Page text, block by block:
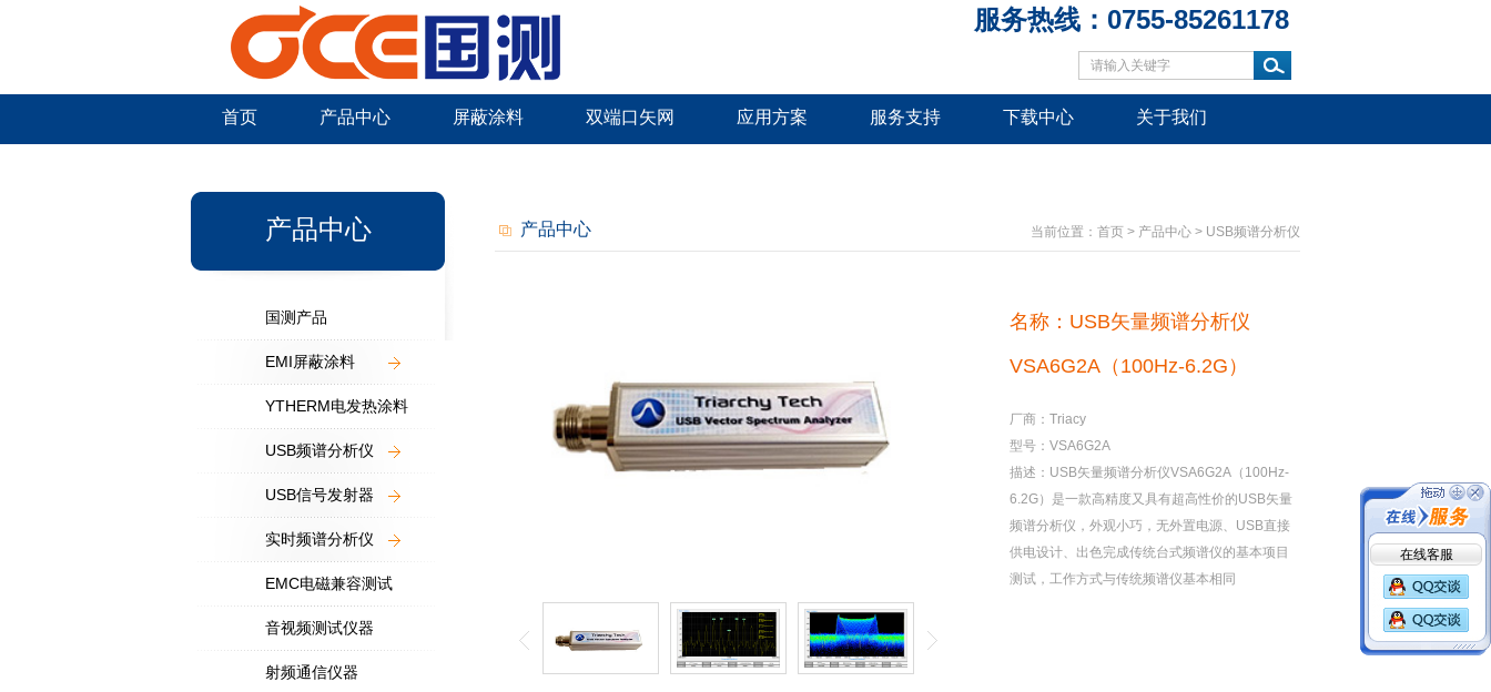
服务热线：0755-85261178
首页 产品中心 屏蔽涂料 双端口矢网 应用方案 服务支持 下载中心 关于我们
产品中心
国测产品
EMI屏蔽涂料
YTHERM电发热涂料
USB频谱分析仪
USB信号发射器
实时频谱分析仪
EMC电磁兼容测试
音视频测试仪器
射频通信仪器
当前位置： 首页 > 产品中心 > USB频谱分析仪
产品中心
名称：USB矢量频谱分析仪
VSA6G2A（100Hz-6.2G）
厂商：Triacy
型号：VSA6G2A
描述：USB矢量频谱分析仪VSA6G2A（100Hz-
6.2G）是一款高精度又具有超高性价的USB矢量
频谱分析仪，外观小巧，无外置电源、USB直接
供电设计、出色完成传统台式频谱仪的基本项目
测试，工作方式与传统频谱仪基本相同
在线客服